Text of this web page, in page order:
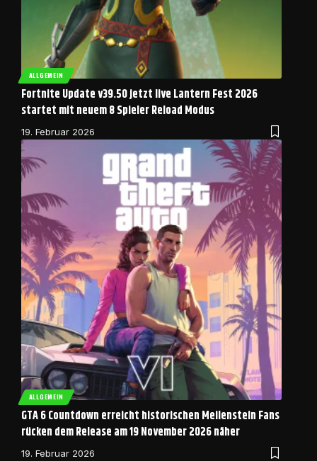
ALLGEMEIN
Fortnite Update v39.50 jetzt live Lantern Fest 2026
startet mit neuem 8 Spieler Reload Modus
19. Februar 2026
ALLGEMEIN
GTA 6 Countdown erreicht historischen Meilenstein Fans
rücken dem Release am 19 November 2026 näher
19. Februar 2026